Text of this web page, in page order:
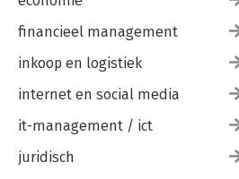
financieel management
inkoop en logistiek
internet en social media
it-management / ict
juridisch